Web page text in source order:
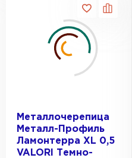
Металлочерепица
Металл-Профиль
Ламонтерра XL 0,5
VALORI Темно-